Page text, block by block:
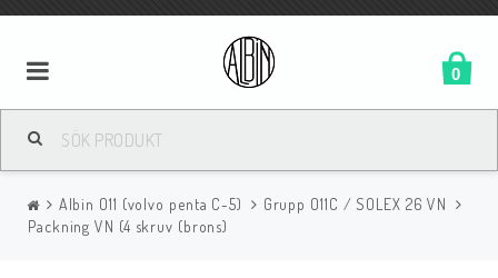
0
Albin O11 (volvo penta C-5)
Grupp O11C / SOLEX 26 VN
Packning VN (4 skruv (brons)